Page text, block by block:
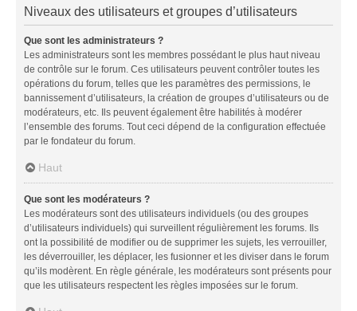
Niveaux des utilisateurs et groupes d’utilisateurs
Que sont les administrateurs ?
Les administrateurs sont les membres possédant le plus haut niveau
de contrôle sur le forum. Ces utilisateurs peuvent contrôler toutes les
opérations du forum, telles que les paramètres des permissions, le
bannissement d’utilisateurs, la création de groupes d’utilisateurs ou de
modérateurs, etc. Ils peuvent également être habilités à modérer
l’ensemble des forums. Tout ceci dépend de la configuration effectuée
par le fondateur du forum.
Haut
Que sont les modérateurs ?
Les modérateurs sont des utilisateurs individuels (ou des groupes
d’utilisateurs individuels) qui surveillent régulièrement les forums. Ils
ont la possibilité de modifier ou de supprimer les sujets, les verrouiller,
les déverrouiller, les déplacer, les fusionner et les diviser dans le forum
qu’ils modèrent. En règle générale, les modérateurs sont présents pour
que les utilisateurs respectent les règles imposées sur le forum.